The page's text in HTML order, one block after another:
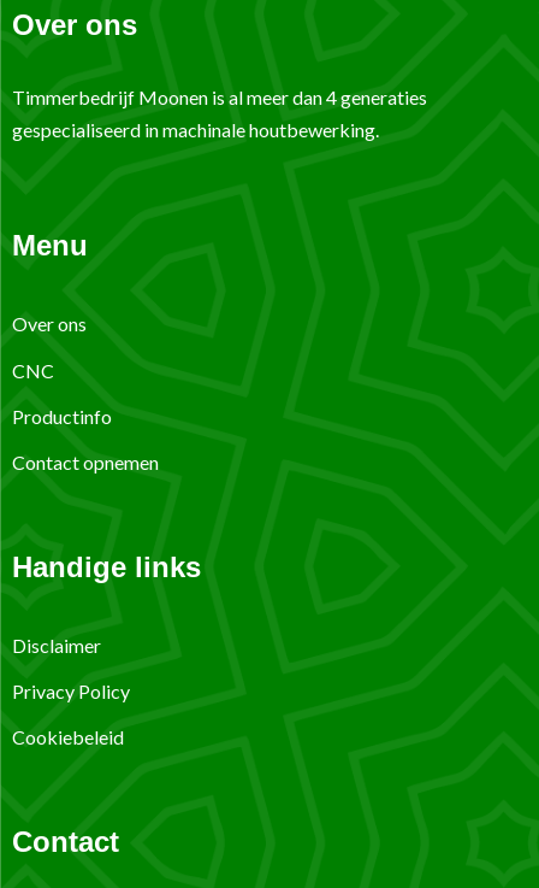
Over ons
Timmerbedrijf Moonen is al meer dan 4 generaties
gespecialiseerd in machinale houtbewerking.
Menu
Over ons
CNC
Productinfo
Contact opnemen
Handige links
Disclaimer
Privacy Policy
Cookiebeleid
Contact